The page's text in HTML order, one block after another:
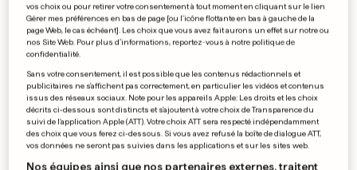
PUBLICITÉ
vos choix ou pour retirer votre consentement à tout moment en cliquant sur le lien
Gérer mes préférences en bas de page [ou l'icône flottante en bas à gauche de la
page Web, le cas échéant]. Les choix que vous avez fait aurons un effet sur notre ou
nos Site Web. Pour plus d’informations, reportez-vous à notre politique de
confidentialité.
Sans votre consentement, il est possible que les contenus rédactionnels et
publicitaires ne s'affichent pas correctement, en particulier les vidéos et contenus
issus des réseaux sociaux. Note pour les appareils Apple: Les droits et les choix
décrits ci-dessous sont distincts et s'ajoutent à votre choix de Transparence du
suivi de l'application Apple (ATT). Votre choix ATT sera respecté indépendamment
des choix que vous ferez ci-dessous. Si vous avez refusé la boîte de dialogue ATT,
vos données ne seront pas suivies dans les applications et sur les sites web.
Nos équipes ainsi que nos partenaires externes, traitent